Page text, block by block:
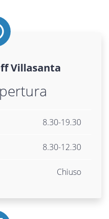
Villasanta
8.30-19.30
8.30-12.30
Chiuso